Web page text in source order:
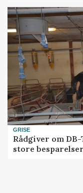
GRISE
Rådgiver om
store besparelser